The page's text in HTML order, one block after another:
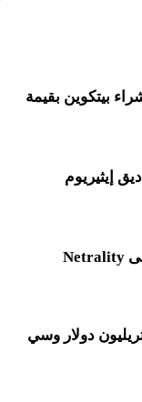
بيتكوين بقيمة
إيثيريوم
دولار وسي